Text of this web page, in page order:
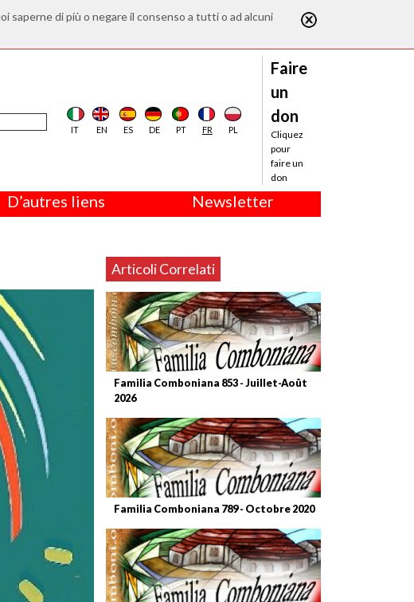
saperne di più o negare il consenso a tutti o ad alcuni
IT EN ES DE PT FR PL
Faire
un
don
Cliquez
pour
faire un
don
D’autres liens Newsletter
Articoli Correlati
Familia Comboniana 853 - Juillet-Août
2026
Familia Comboniana 789 - Octobre 2020